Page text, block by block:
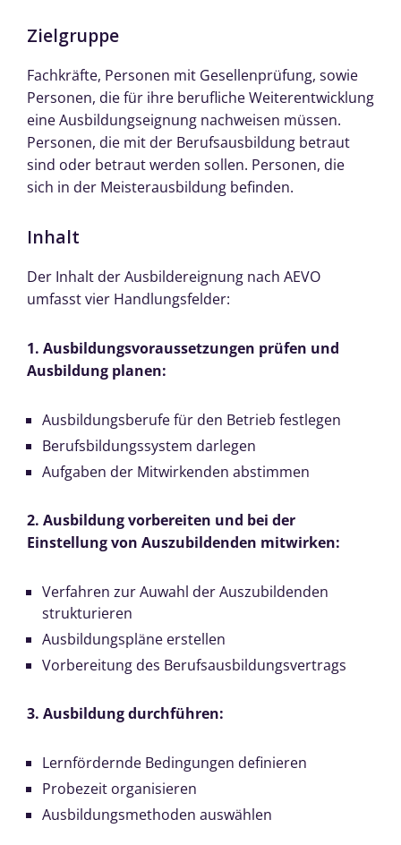
Zielgruppe
Fachkräfte, Personen mit Gesellenprüfung, sowie
Personen, die für ihre berufliche Weiterentwicklung
eine Ausbildungseignung nachweisen müssen.
Personen, die mit der Berufsausbildung betraut
sind oder betraut werden sollen. Personen, die
sich in der Meisterausbildung befinden.
Inhalt
Der Inhalt der Ausbildereignung nach AEVO
umfasst vier Handlungsfelder:
1. Ausbildungsvoraussetzungen prüfen und
Ausbildung planen:
Ausbildungsberufe für den Betrieb festlegen
Berufsbildungssystem darlegen
Aufgaben der Mitwirkenden abstimmen
2. Ausbildung vorbereiten und bei der
Einstellung von Auszubildenden mitwirken:
Verfahren zur Auwahl der Auszubildenden
strukturieren
Ausbildungspläne erstellen
Vorbereitung des Berufsausbildungsvertrags
3. Ausbildung durchführen:
Lernfördernde Bedingungen definieren
Probezeit organisieren
Ausbildungsmethoden auswählen